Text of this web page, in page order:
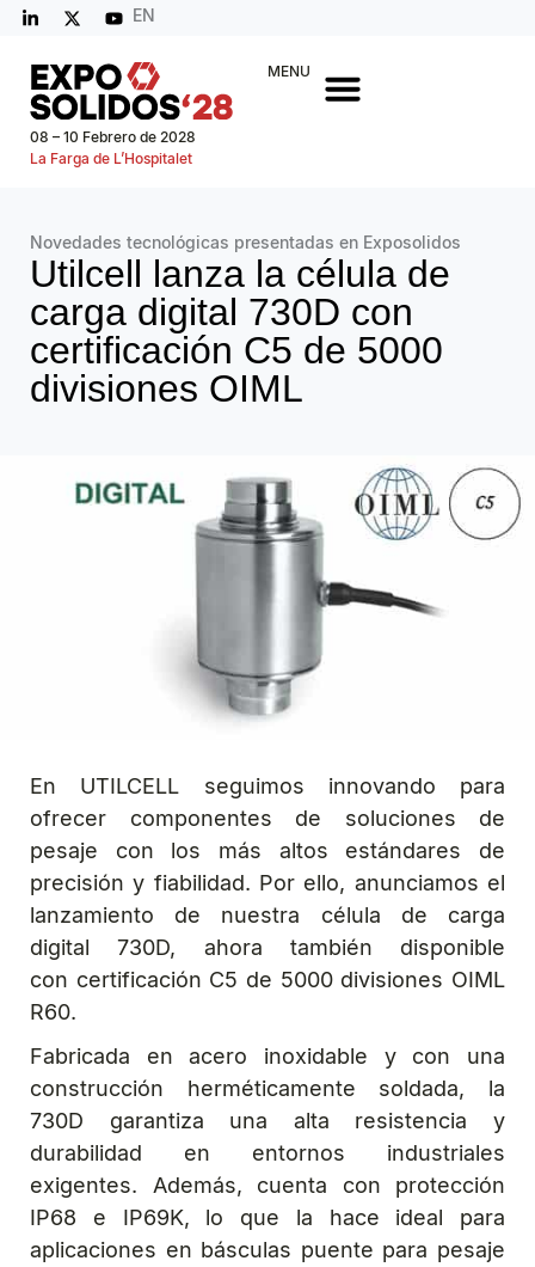
EN
08 – 10 Febrero de 2028
La Farga de L’Hospitalet
MENU
Novedades tecnológicas presentadas en Exposolidos
Utilcell lanza la célula de
carga digital 730D con
certificación C5 de 5000
divisiones OIML
En UTILCELL seguimos innovando para
ofrecer componentes de soluciones de
pesaje con los más altos estándares de
precisión y fiabilidad. Por ello, anunciamos el
lanzamiento de nuestra célula de carga
digital 730D, ahora también disponible
con certificación C5 de 5000 divisiones OIML
R60.
Fabricada en acero inoxidable y con una
construcción herméticamente soldada, la
730D garantiza una alta resistencia y
durabilidad en entornos industriales
exigentes. Además, cuenta con protección
IP68 e IP69K, lo que la hace ideal para
aplicaciones en básculas puente para pesaje